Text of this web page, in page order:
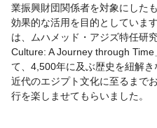
業振興財団関係者を対象にした
効果的な活用を目的としていま
は、ムハメッド・アジズ特任研
Culture: A Journey through
て、4,500年に及ぶ歴史を紐解
近代のエジプト文化に至るまで
行を楽しませてもらいました。